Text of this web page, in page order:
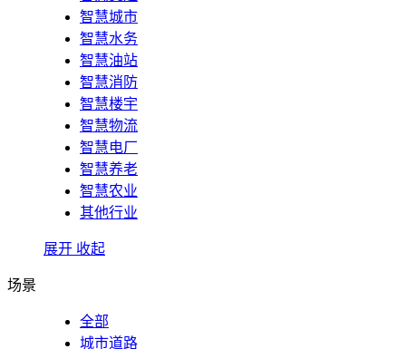
智慧城市
智慧水务
智慧油站
智慧消防
智慧楼宇
智慧物流
智慧电厂
智慧养老
智慧农业
其他行业
展开 收起
场景
全部
城市道路